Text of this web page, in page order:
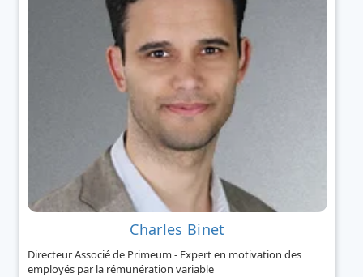
Charles Binet
Directeur Associé de Primeum - Expert en motivation des
employés par la rémunération variable